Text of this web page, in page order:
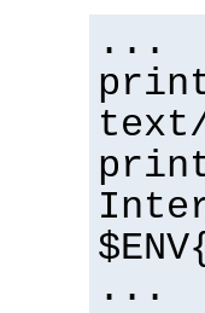
...
...